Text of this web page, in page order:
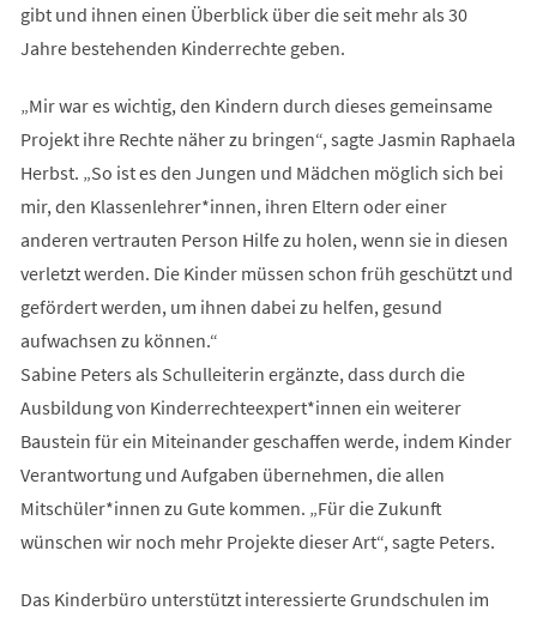
gibt und ihnen einen Überblick über die seit mehr als 30
Jahre bestehenden Kinderrechte geben.
„Mir war es wichtig, den Kindern durch dieses gemeinsame
Projekt ihre Rechte näher zu bringen“, sagte Jasmin Raphaela
Herbst. „So ist es den Jungen und Mädchen möglich sich bei
mir, den Klassenlehrer*innen, ihren Eltern oder einer
anderen vertrauten Person Hilfe zu holen, wenn sie in diesen
verletzt werden. Die Kinder müssen schon früh geschützt und
gefördert werden, um ihnen dabei zu helfen, gesund
aufwachsen zu können.“
Sabine Peters als Schulleiterin ergänzte, dass durch die
Ausbildung von Kinderrechteexpert*innen ein weiterer
Baustein für ein Miteinander geschaffen werde, indem Kinder
Verantwortung und Aufgaben übernehmen, die allen
Mitschüler*innen zu Gute kommen. „Für die Zukunft
wünschen wir noch mehr Projekte dieser Art“, sagte Peters.
Das Kinderbüro unterstützt interessierte Grundschulen im